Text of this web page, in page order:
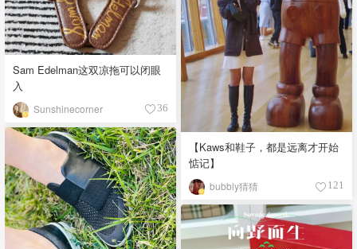
【Kaws和鞋子，都是远离才开始
惦记】
bubbly猜猜 121
Sam Edelman这双凉拖可以闭眼
入
Sunshinecorner 36